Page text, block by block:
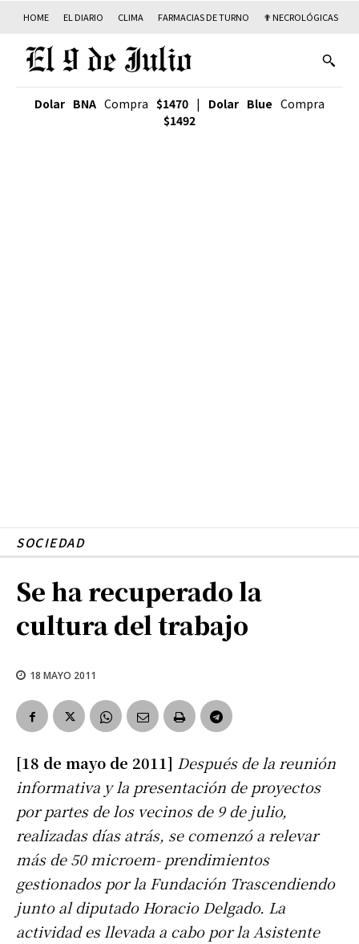
HOME EL DIARIO CLIMA FARMACIAS DE TURNO ✟ NECROLÓGICAS
Dolar BNA Compra $1470 | Dolar Blue Compra
$1492
SOCIEDAD
Se ha recuperado la
cultura del trabajo
18 MAYO 2011
[18 de mayo de 2011] Después de la reunión
informativa y la presentación de proyectos
por partes de los vecinos de 9 de julio,
realizadas días atrás, se comenzó a relevar
más de 50 microem- prendimientos
gestionados por la Fundación Trascendiendo
junto al diputado Horacio Delgado. La
actividad es llevada a cabo por la Asistente